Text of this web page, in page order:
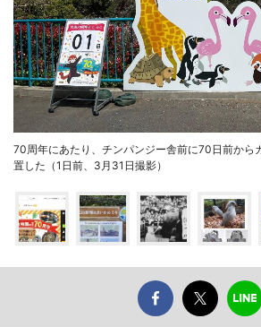
70周年にあたり、チンパンジー舎前に70日前から
置した（1日前、3月31日撮影）